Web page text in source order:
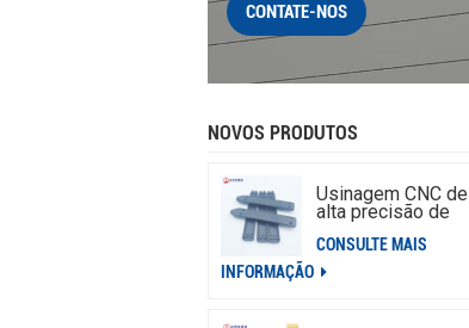
CONTATE-NOS
NOVOS PRODUTOS
Usinagem CNC de
alta precisão de
peças de alumínio
CONSULTE MAIS
INFORMAÇÃO